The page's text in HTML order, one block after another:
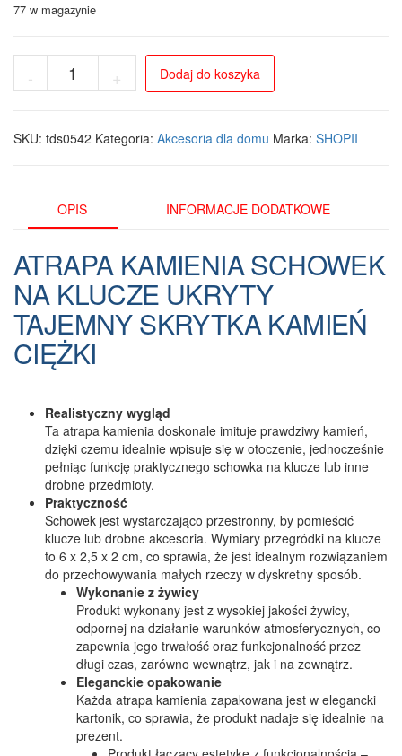
77 w magazynie
-
Kamień
klucze
realistyczny
element
+ Dodaj do koszyka
SKU: tds0542 Kategoria: Akcesoria dla domu Marka: SHOPII
OPIS INFORMACJE DODATKOWE
ATRAPA KAMIENIA SCHOWEK
NA KLUCZE UKRYTY
TAJEMNY SKRYTKA KAMIEŃ
CIĘŻKI
Realistyczny wygląd
Ta atrapa kamienia doskonale imituje prawdziwy kamień,
dzięki czemu idealnie wpisuje się w otoczenie, jednocześnie
pełniąc funkcję praktycznego schowka na klucze lub inne
drobne przedmioty.
Praktyczność
Schowek jest wystarczająco przestronny, by pomieścić
klucze lub drobne akcesoria. Wymiary przegródki na klucze
to 6 x 2,5 x 2 cm, co sprawia, że jest idealnym rozwiązaniem
do przechowywania małych rzeczy w dyskretny sposób.
Wykonanie z żywicy
Produkt wykonany jest z wysokiej jakości żywicy,
odpornej na działanie warunków atmosferycznych, co
zapewnia jego trwałość oraz funkcjonalność przez
długi czas, zarówno wewnątrz, jak i na zewnątrz.
Eleganckie opakowanie
Każda atrapa kamienia zapakowana jest w elegancki
kartonik, co sprawia, że produkt nadaje się idealnie na
prezent.